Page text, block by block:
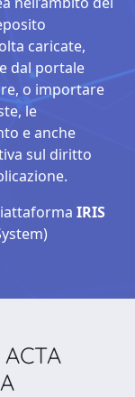
caricate,
dal portale
o importare
le
e anche
sul diritto
IRIS